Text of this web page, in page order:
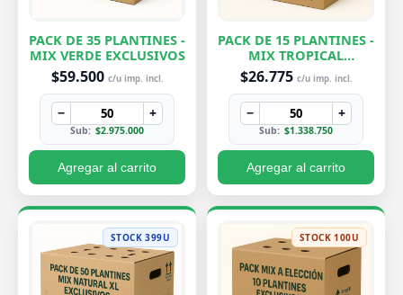
PACK DE 35 PLANTINES -
MIX VERDE EXCLUSIVOS
$59.500 c/u imp. incl.
− +
Sub: $2.975.000
Agregar al carrito
PACK DE 15 PLANTINES -
MIX TROPICAL
EXCLUSIVOS
$26.775 c/u imp. incl.
− +
Sub: $1.338.750
Agregar al carrito
STOCK 399U STOCK 100U